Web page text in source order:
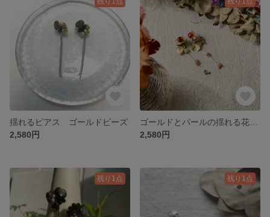
揺れるピアス ゴールドビーズ
2,580円
2,580円
残り1点 残り1点